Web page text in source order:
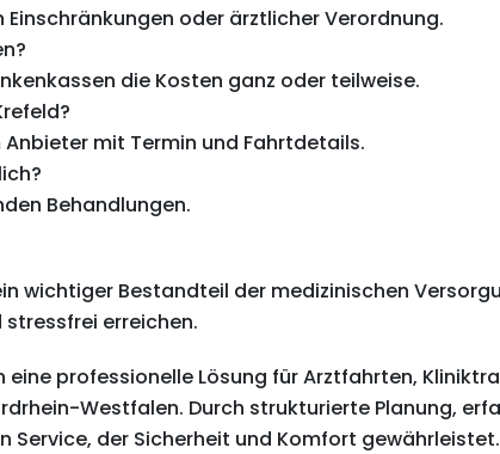
oder ärztlicher Verordnung.
die Kosten ganz oder teilweise.
mit Termin und Fahrtdetails.
Behandlungen.
wichtiger Bestandteil der medizinischen
stressfrei erreichen.
eine professionelle Lösung für Arztfahrten,
Westfalen. Durch strukturierte Planung,
Service, der Sicherheit und Komfort gewährleistet.